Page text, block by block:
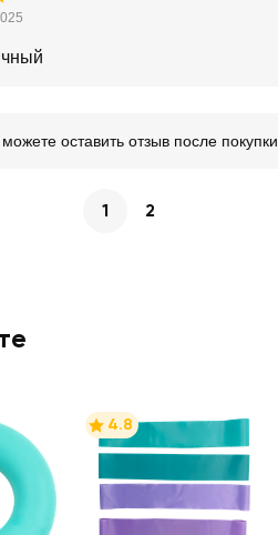
оставить отзыв после покупки
1 2
4.8